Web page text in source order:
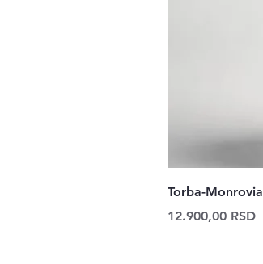
Torba-Monrovia
Price
12.900,00 RSD